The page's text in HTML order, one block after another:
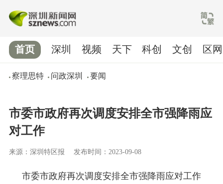
首页
察理思特 问政深圳 要闻
深圳 视频 天下 科创 文创 区网
市委市政府再次调度安排全市强降雨应
对工作
来源：深圳特区报 发布时间：2023-09-08
市委市政府再次调度安排全市强降雨应对工作